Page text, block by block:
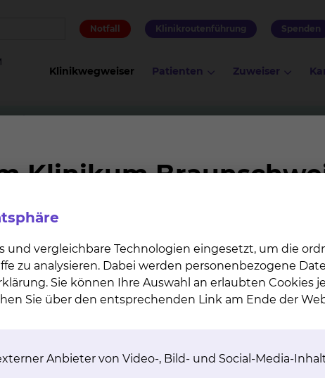
Notfall Klinikroutenführung Spenden
Klinikwegweiser Patienten Zuweiser
Dr. Götz Kawalla
und vergleichbare Technologien eingesetzt, um die
zu analysieren. Dabei werden personenbezogene
Sie können Ihre Auswahl an erlaubten Cookies
Sie über den entsprechenden Link am Ende der
Anbieter von Video-, Bild- und Social-Media-